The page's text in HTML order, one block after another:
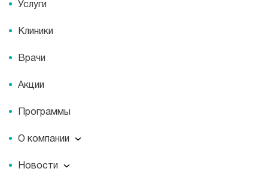
Услуги
Клиники
Врачи
Акции
Программы
О компании
О компании
Новости